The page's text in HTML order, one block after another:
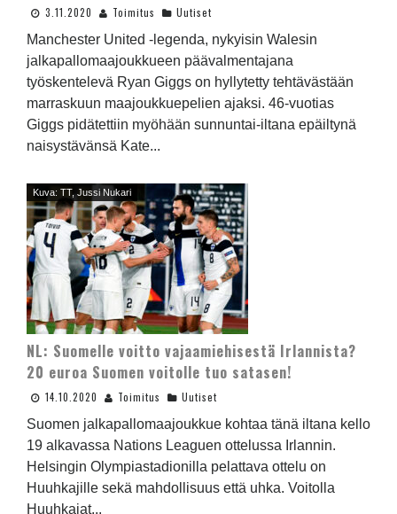
3.11.2020 Toimitus Uutiset
Manchester United -legenda, nykyisin Walesin
jalkapallomaajoukkueen päävalmentajana
työskentelevä Ryan Giggs on hyllytetty tehtävästään
marraskuun maajoukkuepelien ajaksi. 46-vuotias
Giggs pidätettiin myöhään sunnuntai-iltana epäiltynä
naisystävänsä Kate...
Kuva: TT, Jussi Nukari
NL: Suomelle voitto vajaamiehisestä Irlannista?
20 euroa Suomen voitolle tuo satasen!
14.10.2020 Toimitus Uutiset
Suomen jalkapallomaajoukkue kohtaa tänä iltana kello
19 alkavassa Nations Leaguen ottelussa Irlannin.
Helsingin Olympiastadionilla pelattava ottelu on
Huuhkajille sekä mahdollisuus että uhka. Voitolla
Huuhkajat...